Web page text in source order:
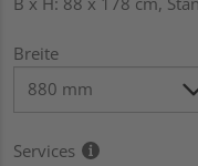
Breite
Services